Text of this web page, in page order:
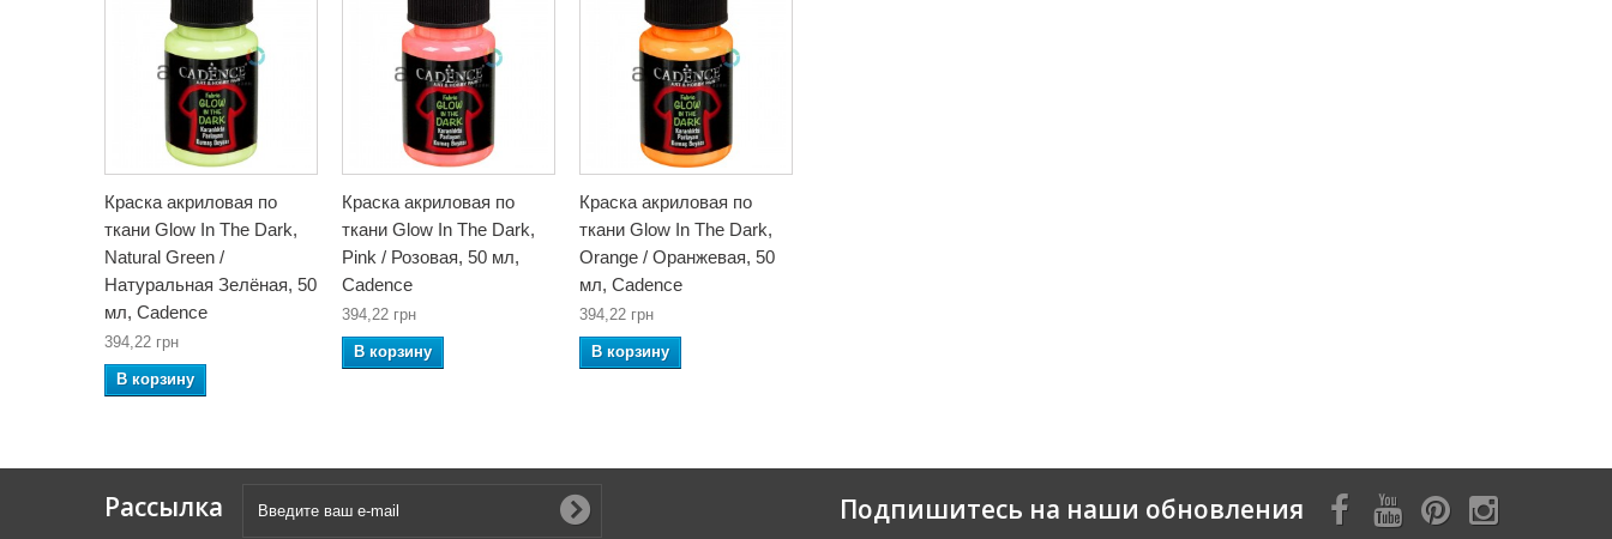
Краска акриловая по
ткани Glow In The Dark,
Natural Green /
Натуральная Зелёная, 50
мл, Cadence
394,22 грн
В корзину
Краска акриловая по
ткани Glow In The Dark,
Pink / Розовая, 50 мл,
Cadence
394,22 грн
В корзину
Краска акриловая по
ткани Glow In The Dark,
Orange / Оранжевая, 50
мл, Cadence
394,22 грн
В корзину
Рассылка Подпишитесь на наши обновления